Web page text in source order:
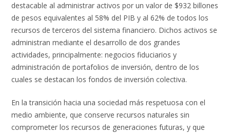
destacable al administrar activos por un valor de $932 billones
de pesos equivalentes al 58% del PIB y al 62% de todos los
recursos de terceros del sistema financiero. Dichos activos se
administran mediante el desarrollo de dos grandes
actividades, principalmente: negocios fiduciarios y
administración de portafolios de inversión, dentro de los
cuales se destacan los fondos de inversión colectiva.
En la transición hacia una sociedad más respetuosa con el
medio ambiente, que conserve recursos naturales sin
comprometer los recursos de generaciones futuras, y que